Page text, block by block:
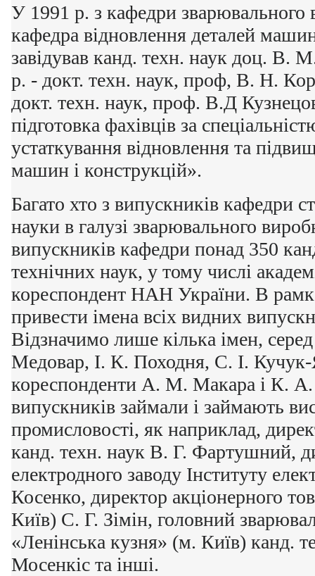
У 1991 р. з кафедри зварювального
кафедра відновлення деталей
завідував канд. техн. наук доц. В.
р. - докт. техн. наук, проф, В. Н.
докт. техн. наук, проф. В.Д
підготовка фахівців за
устаткування відновлення та
машин і конструкцій».
Багато хто з випускників кафедри
науки в галузі зварювального
випускників кафедри понад 350
технічних наук, у тому числі
кореспондент НАН України. В
привести імена всіх видних
Відзначимо лише кілька імен,
Медовар, І. К. Походня, С. І.
кореспонденти А. М. Макара і К.
випускників займали і займають
промисловості, як наприклад,
канд. техн. наук В. Г. Фартушний,
електродного заводу Інституту
Косенко, директор акціонерного
Київ) С. Г. Зімін, головний
«Ленінська кузня» (м. Київ) канд.
Мосенкіс та інші.